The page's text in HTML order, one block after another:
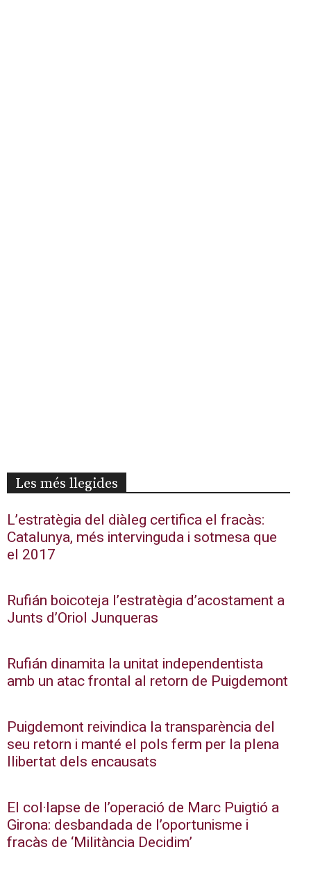
Les més llegides
L’estratègia del diàleg certifica el fracàs:
Catalunya, més intervinguda i sotmesa que
el 2017
Rufián boicoteja l’estratègia d’acostament a
Junts d’Oriol Junqueras
Rufián dinamita la unitat independentista
amb un atac frontal al retorn de Puigdemont
Puigdemont reivindica la transparència del
seu retorn i manté el pols ferm per la plena
llibertat dels encausats
El col·lapse de l’operació de Marc Puigtió a
Girona: desbandada de l’oportunisme i
fracàs de ‘Militància Decidim’